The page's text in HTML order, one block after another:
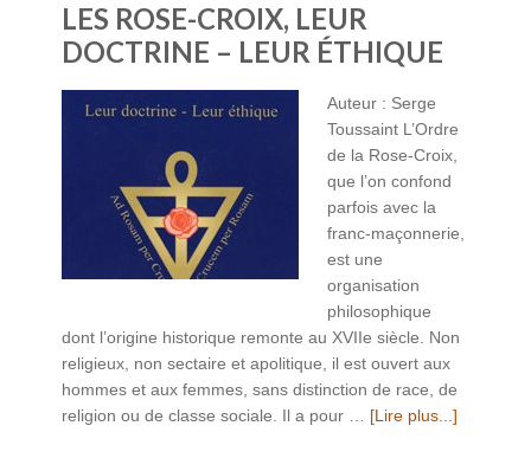
LES ROSE-CROIX, LEUR
DOCTRINE – LEUR ÉTHIQUE
Auteur : Serge
Toussaint L’Ordre
de la Rose-Croix,
que l’on confond
parfois avec la
franc-maçonnerie,
est une
organisation
philosophique
dont l’origine historique remonte au XVIIe siècle. Non
religieux, non sectaire et apolitique, il est ouvert aux
hommes et aux femmes, sans distinction de race, de
religion ou de classe sociale. Il a pour … [Lire plus...]